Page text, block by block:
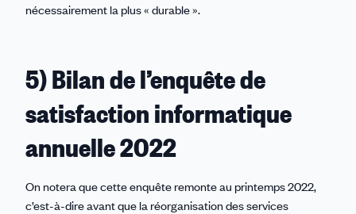
nécessairement la plus « durable ».
5) Bilan de l’enquête de
satisfaction informatique
annuelle 2022
On notera que cette enquête remonte au printemps 2022,
c’est-à-dire avant que la réorganisation des services